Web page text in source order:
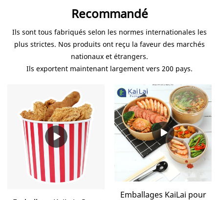
Recommandé
Ils sont tous fabriqués selon les normes internationales les
plus strictes. Nos produits ont reçu la faveur des marchés
nationaux et étrangers.
Ils exportent maintenant largement vers 200 pays.
Emballages KaiLai pour